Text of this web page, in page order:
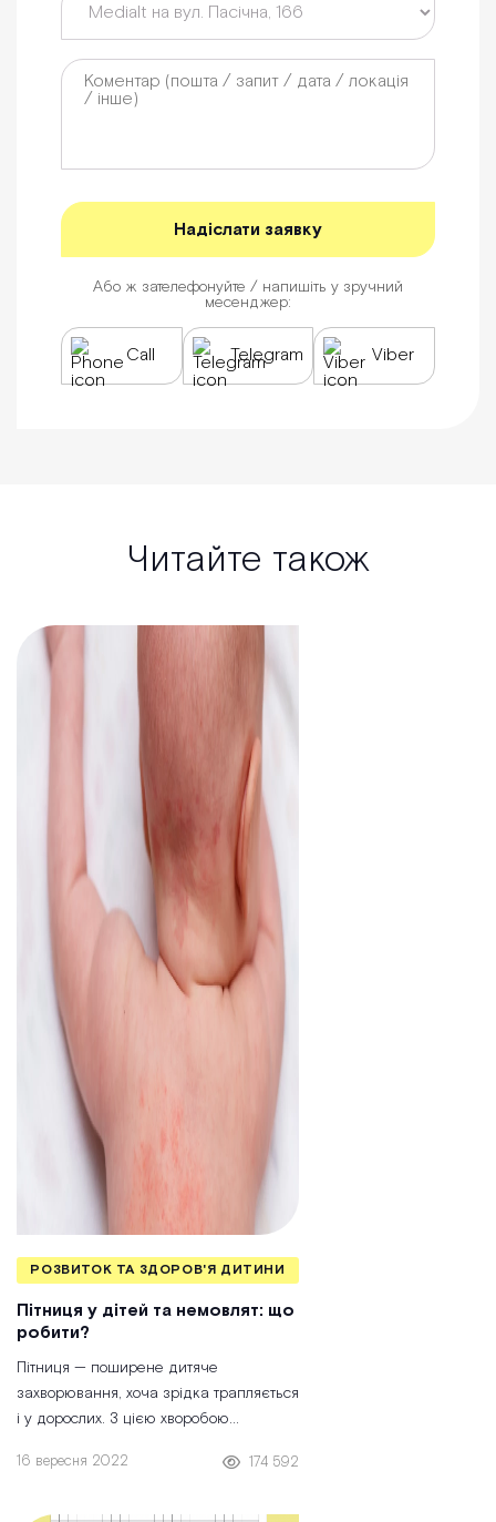
Або ж зателефонуйте / напишіть у зручний
месенджер:
Call Telegram Viber
Читайте також
РОЗВИТОК ТА ЗДОРОВ'Я ДИТИНИ
Пітниця у дітей та немовлят: що
робити?
Пітниця — поширене дитяче
захворювання, хоча зрідка трапляється
і у дорослих. З цією хворобою
батьків, оскільки потові залози
16 вересня 2022 174 592